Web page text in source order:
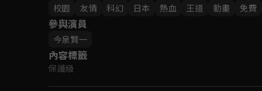
校園
友情 科幻 日本 熱血 王道 動畫 免費
參與演員
今泉賢一
內容標籤
保護級